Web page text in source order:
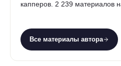
капперов. 2 239 материалов
Все материалы автора